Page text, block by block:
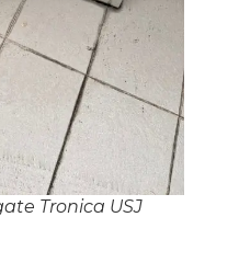
Tronica USJ